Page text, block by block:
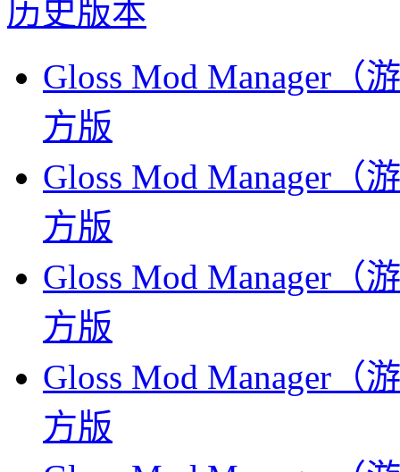
历史版本
Gloss Mod Manager（
方版
Gloss Mod Manager（
方版
Gloss Mod Manager（
方版
Gloss Mod Manager（
方版